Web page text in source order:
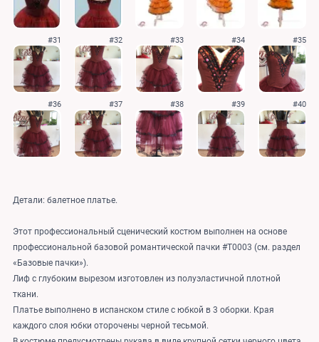
#31 #32 #33 #34 #35
#36 #37 #38 #39 #40
Детали: балетное платье.
Этот профессиональный сценический костюм выполнен на основе
профессиональной базовой романтической пачки #T0003 (см. раздел
«Базовые пачки»).
Лиф с глубоким вырезом изготовлен из полуэластичной плотной
ткани.
Платье выполнено в испанском стиле с юбкой в 3 оборки. Края
каждого слоя юбки оторочены черной тесьмой.